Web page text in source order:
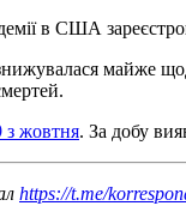
в США
майже
з жовтня. За добу
https://t.me/